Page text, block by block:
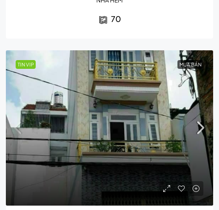
70
TIN VIP MUA BÁN